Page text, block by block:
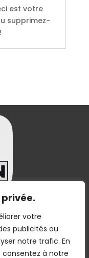
votre
publicités ou
notre trafic. En
consentez à notre
est votre
supprimez-